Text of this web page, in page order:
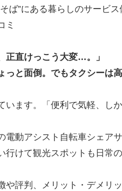
ば”にある暮らしのサービ
ミ
正直けっこう大変…。」
っと面倒。でもタクシーは
います。「便利で気軽、し
電動アシスト自転車シェア
行けて観光スポットも日常
や評判、メリット・デメリ